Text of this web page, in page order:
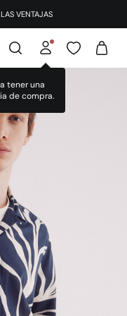
VENTAJAS
tener una
de compra.